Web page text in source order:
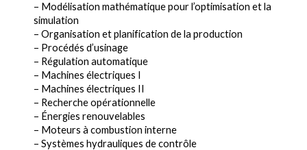
– Modélisation mathématique pour l’optimisation et la
simulation
– Organisation et planification de la production
– Procédés d’usinage
– Régulation automatique
– Machines électriques I
– Machines électriques II
– Recherche opérationnelle
– Énergies renouvelables
– Moteurs à combustion interne
– Systèmes hydrauliques de contrôle